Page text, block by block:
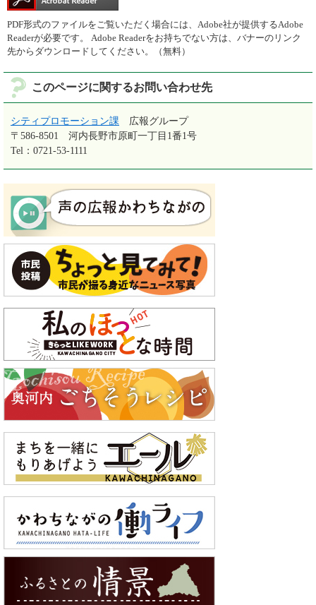
PDF形式のファイルをご覧いただく場合には、Adobe社が提供するAdobe
Readerが必要です。
Adobe Readerをお持ちでない方は、バナーのリンク
先からダウンロードしてください。（無料）
このページに関するお問い合わせ先
シティプロモーション課
広報グループ
〒586-8501
河内長野市原町一丁目1番1号
Tel：0721-53-1111